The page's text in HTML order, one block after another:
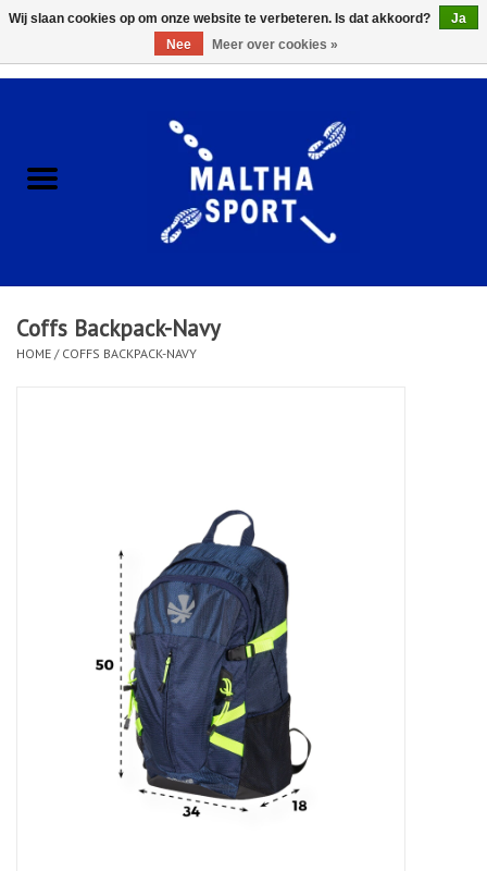
ACCESSOIRES/HARDWARE
KLEDING
CLUBSHOPS
Coffs Backpack-Navy
HOME / COFFS BACKPACK-NAVY
Wij slaan cookies op om onze website te verbeteren. Is dat akkoord?
Ja
Nee
Meer over cookies »